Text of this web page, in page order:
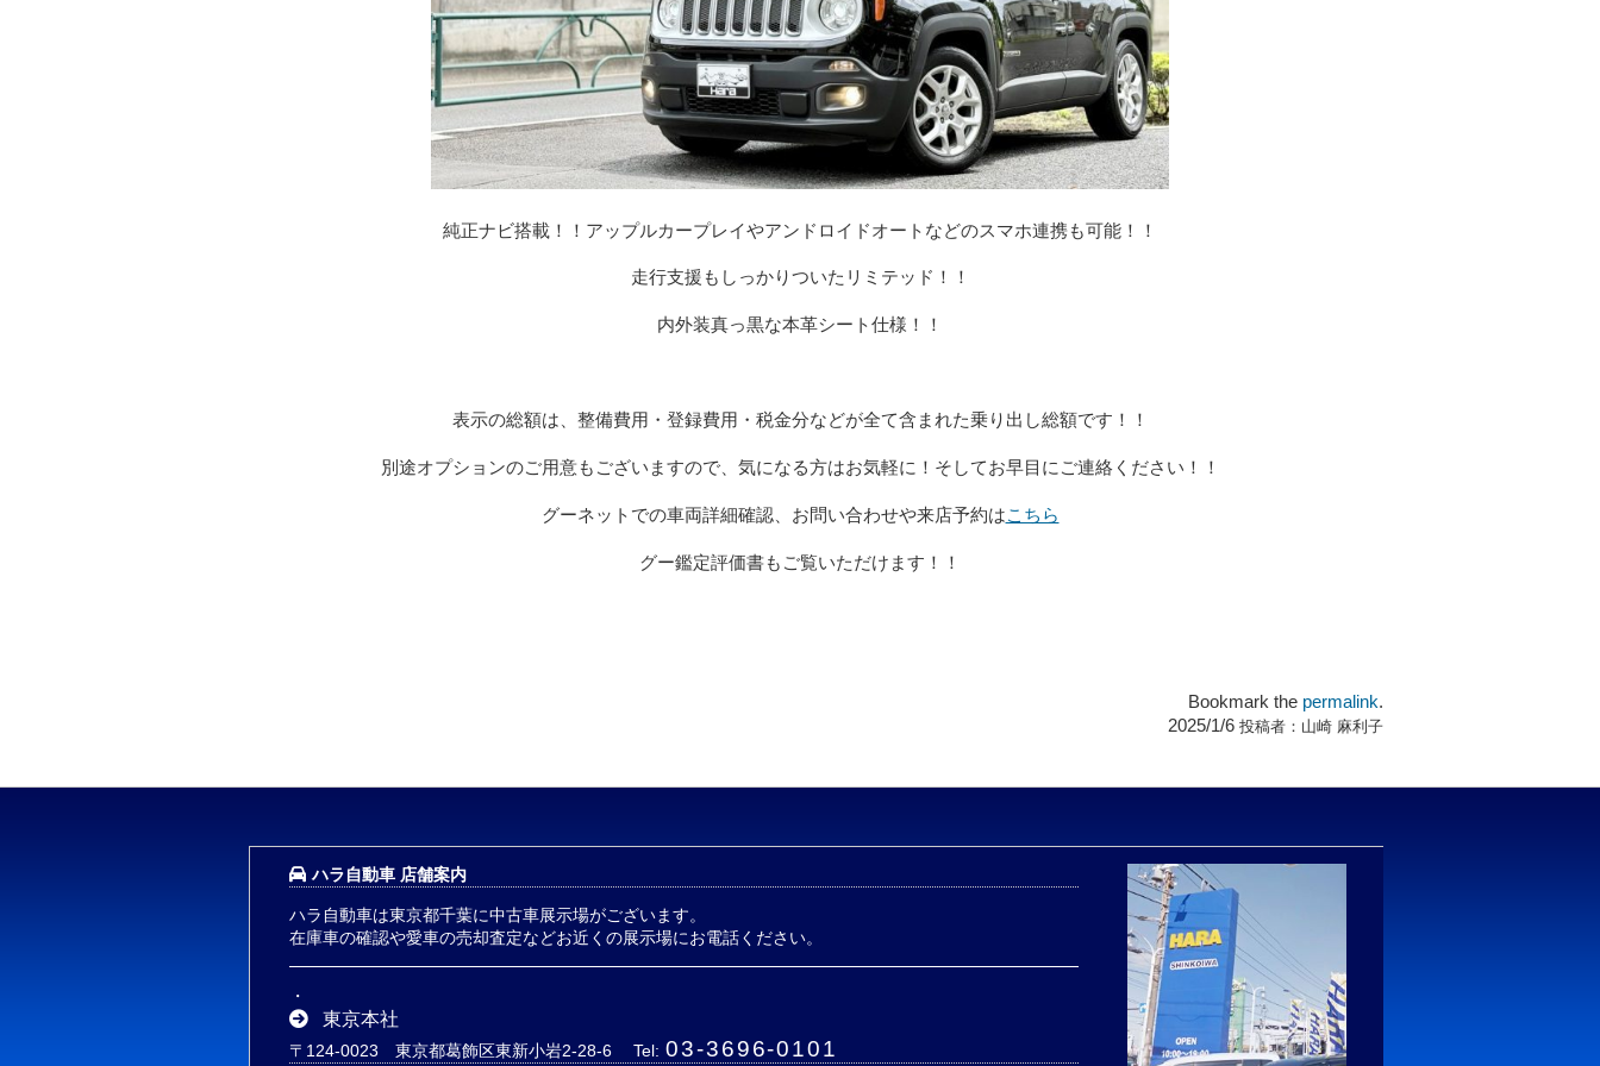
純正ナビ搭載！！アップルカープレイやアンドロイドオートなどのスマホ連携も可能！！
走行支援もしっかりついたリミテッド！！
内外装真っ黒な本革シート仕様！！
表示の総額は、整備費用・登録費用・税金分などが全て含まれた乗り出し総額です！！
別途オプションのご用意もございますので、気になる方はお気軽に！そしてお早目にご連絡ください！！
グーネットでの車両詳細確認、お問い合わせや来店予約はこちら
グー鑑定評価書もご覧いただけます！！
Bookmark the permalink.
2025/1/6 投稿者： 山崎 麻利子
ハラ自動車 店舗案内
ハラ自動車は東京都千葉に中古車展示場がございます。
在庫車の確認や愛車の売却査定などお近くの展示場にお電話ください。
東京本社
〒124-0023 東京都葛飾区東新小岩2-28-6 Tel: 03-3696-0101